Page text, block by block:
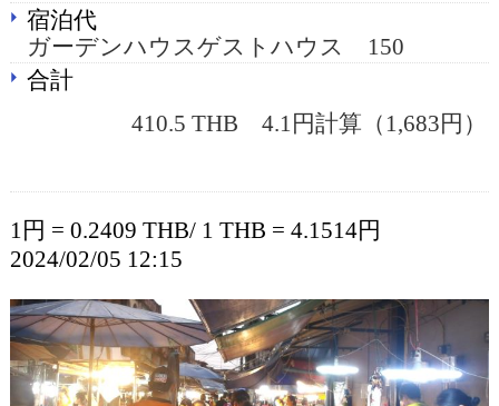
宿泊代
ガーデンハウスゲストハウス 150
合計
410.5 THB 4.1円計算（1,683円）
1円 = 0.2409 THB/ 1 THB = 4.1514円
2024/02/05 12:15